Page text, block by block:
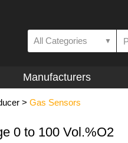
All Categories ▼
Manufacturers
> Gas Sensors
0 to 100 Vol.%O2